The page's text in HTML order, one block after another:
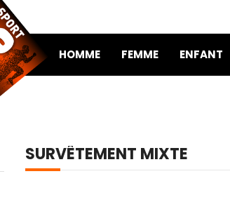
HOMME FEMME ENFANT
SURVÊTEMENT MIXTE